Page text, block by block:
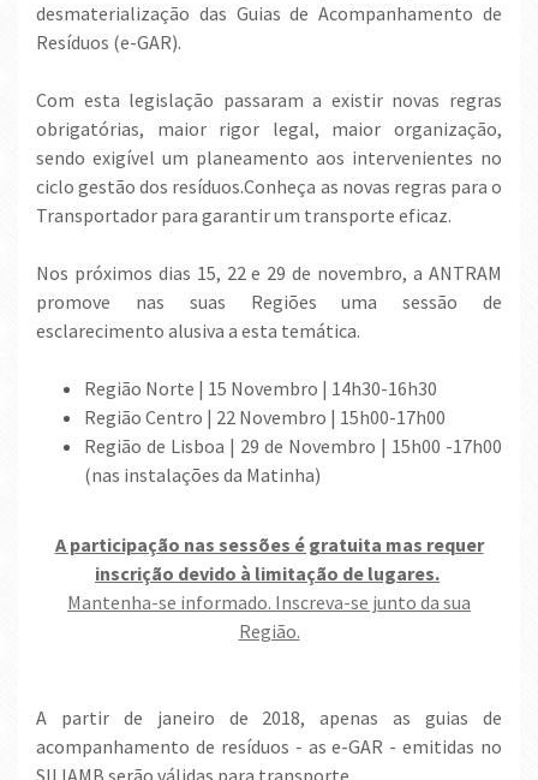
desmaterialização das Guias de Acompanhamento de
Resíduos (e-GAR).
Com esta legislação passaram a existir novas regras
obrigatórias, maior rigor legal, maior organização,
sendo exigível um planeamento aos intervenientes no
ciclo gestão dos resíduos.Conheça as novas regras para o
Transportador para garantir um transporte eficaz.
Nos próximos dias 15, 22 e 29 de novembro, a ANTRAM
promove nas suas Regiões uma sessão de
esclarecimento alusiva a esta temática.
Região Norte | 15 Novembro | 14h30-16h30
Região Centro | 22 Novembro | 15h00-17h00
Região de Lisboa | 29 de Novembro | 15h00 -17h00
(nas instalações da Matinha)
A participação nas sessões é gratuita mas requer
inscrição devido à limitação de lugares.
Mantenha-se informado. Inscreva-se junto da sua
Região.
A partir de janeiro de 2018, apenas as guias de
acompanhamento de resíduos - as e-GAR - emitidas no
SILIAMB serão válidas para transporte.